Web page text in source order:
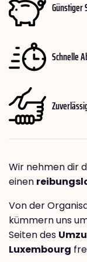
Günstiger
Schnelle
Wir nehmen dir
einen
Von der
kümmern uns
Seiten des
Luxembourg